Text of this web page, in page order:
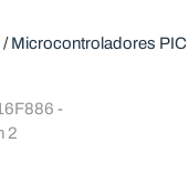
/Microcontroladores PIC